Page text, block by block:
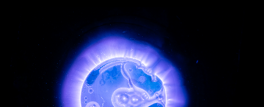
Residencies & Studios
Artistic Research
Public Programmes
Om
Om AHC
Profiler
Presse
AHC Channel Søg